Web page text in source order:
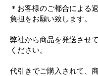
＊お客様のご都合による
負担をお願い致します。
弊社から商品を発送させ
ください。
代引きでご購入されて、